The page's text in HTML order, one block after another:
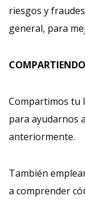
riesgos y
general, para
Compartimos tu
para ayudarnos
anteriormente.
También
a comprender